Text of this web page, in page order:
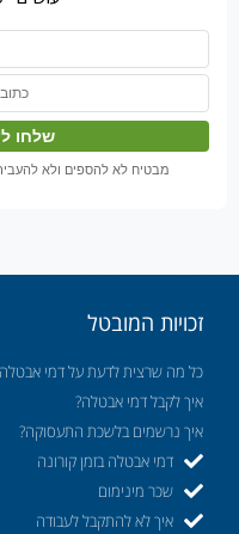
מבטיח לא להספים ולא
זכויות המובטל
כל מה שרצית לדעת על דמי אבטלה
איך לקבל דמי אבטלה?
איך נרשמים בלשכת התעסוקה?
דמי אבטלה בזמן קורונה
שכר מינימום
איך לא להתקבל לעבודה